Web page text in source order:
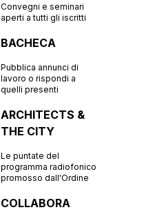
Convegni e seminari
aperti a tutti gli iscritti
BACHECA
Pubblica annunci di
lavoro o rispondi a
quelli presenti
ARCHITECTS &
THE CITY
Le puntate del
programma radiofonico
promosso dall'Ordine
COLLABORA